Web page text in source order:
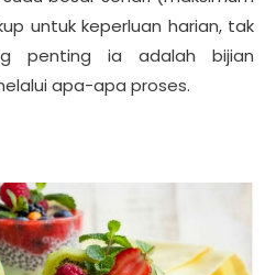
untuk keperluan harian, tak
penting ia adalah bijian
apa-apa proses.